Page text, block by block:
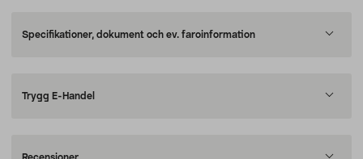
Specifikationer, dokument och ev. faroinformation
Trygg E-Handel